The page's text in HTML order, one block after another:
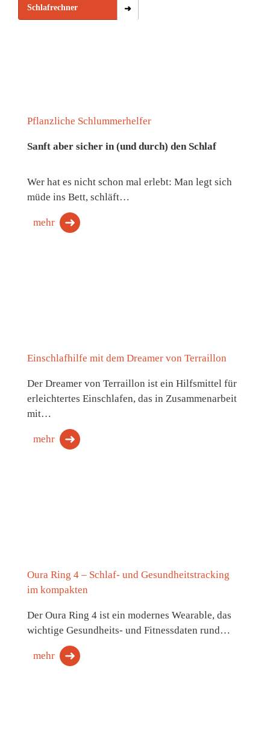
Schlafrechner
Pflanzliche Schlummerhelfer
Sanft aber sicher in (und durch) den Schlaf
Wer hat es nicht schon mal erlebt: Man legt sich
müde ins Bett, schläft…
mehr
Einschlafhilfe mit dem Dreamer von Terraillon
Der Dreamer von Terraillon ist ein Hilfsmittel für
erleichtertes Einschlafen, das in Zusammenarbeit
mit…
mehr
Oura Ring 4 – Schlaf- und Gesundheitstracking
im kompakten
Der Oura Ring 4 ist ein modernes Wearable, das
wichtige Gesundheits- und Fitnessdaten rund…
mehr